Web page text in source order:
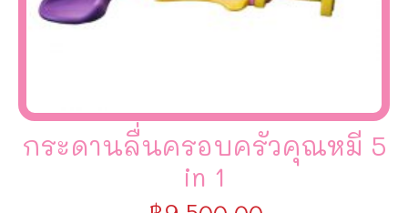
กระดานลื่นครอบครัวคุณหมี 5
in 1